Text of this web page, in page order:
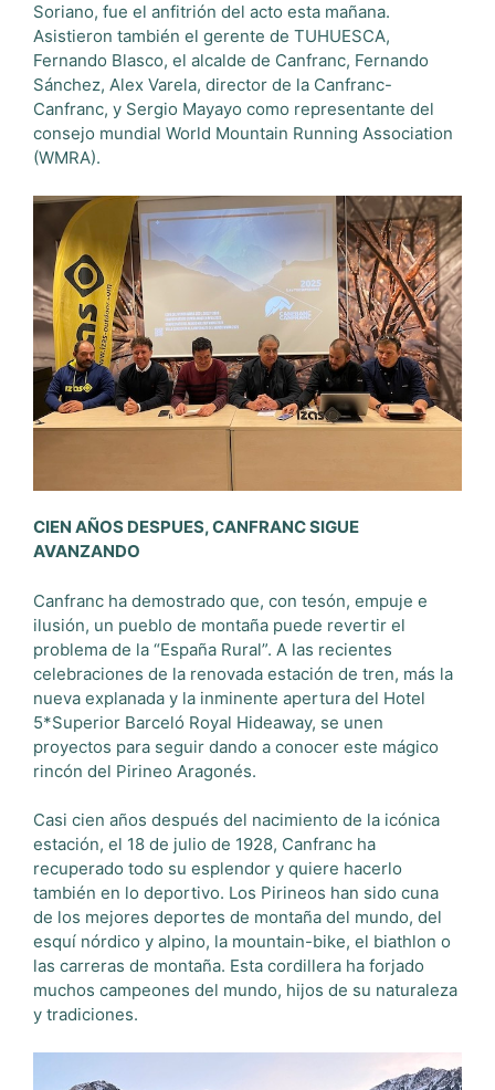
Soriano, fue el anfitrión del acto esta mañana.
Asistieron también el gerente de TUHUESCA,
Fernando Blasco, el alcalde de Canfranc, Fernando
Sánchez, Alex Varela, director de la Canfranc-
Canfranc, y Sergio Mayayo como representante del
consejo mundial World Mountain Running Association
(WMRA).
CIEN AÑOS DESPUES, CANFRANC SIGUE
AVANZANDO
Canfranc ha demostrado que, con tesón, empuje e
ilusión, un pueblo de montaña puede revertir el
problema de la “España Rural”. A las recientes
celebraciones de la renovada estación de tren, más la
nueva explanada y la inminente apertura del Hotel
5*Superior Barceló Royal Hideaway, se unen
proyectos para seguir dando a conocer este mágico
rincón del Pirineo Aragonés.
Casi cien años después del nacimiento de la icónica
estación, el 18 de julio de 1928, Canfranc ha
recuperado todo su esplendor y quiere hacerlo
también en lo deportivo. Los Pirineos han sido cuna
de los mejores deportes de montaña del mundo, del
esquí nórdico y alpino, la mountain-bike, el biathlon o
las carreras de montaña. Esta cordillera ha forjado
muchos campeones del mundo, hijos de su naturaleza
y tradiciones.